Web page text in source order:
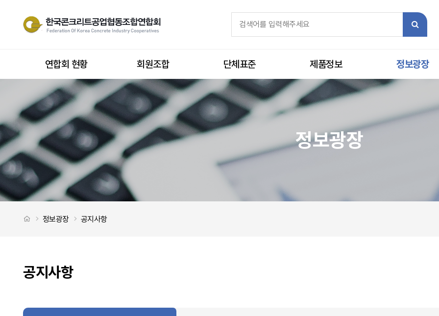
검색
연합회 현황 회원조합 단체표준 제품정보 정보광장
정보광장
처음으로
정보광장 공지사항
공지사항